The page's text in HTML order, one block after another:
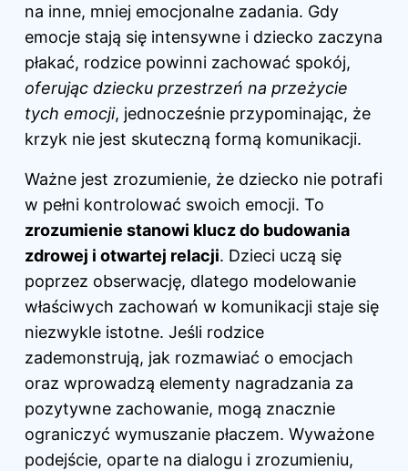
na inne, mniej emocjonalne zadania. Gdy
emocje stają się intensywne i dziecko zaczyna
płakać, rodzice powinni zachować spokój,
oferując dziecku przestrzeń na przeżycie
tych emocji, jednocześnie przypominając, że
krzyk nie jest skuteczną formą komunikacji.
Ważne jest zrozumienie, że dziecko nie potrafi
w pełni kontrolować swoich emocji. To
zrozumienie stanowi klucz do budowania
zdrowej i otwartej relacji. Dzieci uczą się
poprzez obserwację, dlatego modelowanie
właściwych zachowań w komunikacji staje się
niezwykle istotne. Jeśli rodzice
zademonstrują, jak rozmawiać o emocjach
oraz wprowadzą elementy nagradzania za
pozytywne zachowanie, mogą znacznie
ograniczyć wymuszanie płaczem. Wyważone
podejście, oparte na dialogu i zrozumieniu,